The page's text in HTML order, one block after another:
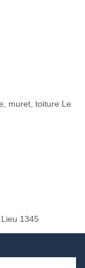
muret, toiture Le
1345